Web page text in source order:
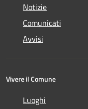
Notizie
Comunicati
Avvisi
Vivere il Comune
Luoghi